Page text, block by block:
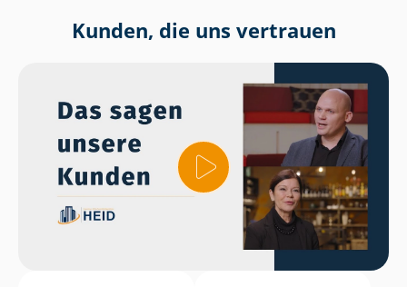
Kunden, die uns vertrauen